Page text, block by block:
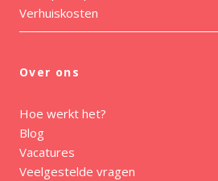
Verhuiskosten
Over ons
Hoe werkt het?
Blog
Vacatures
Veelgestelde vragen